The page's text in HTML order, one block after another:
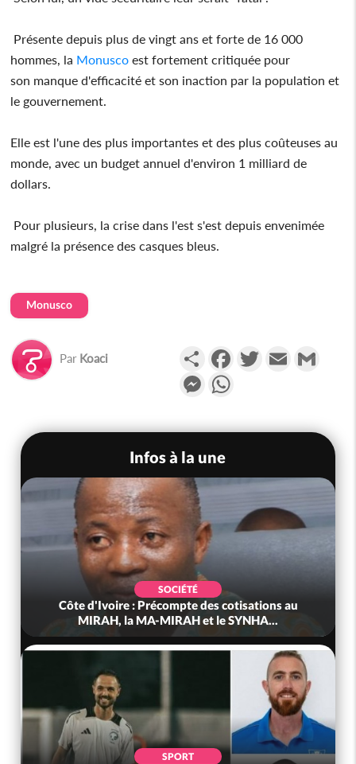
Présente depuis plus de vingt ans et forte de 16 000
hommes, la Monusco est fortement critiquée pour
son manque d'efficacité et son inaction par la population et
le gouvernement.
Elle est l'une des plus importantes et des plus coûteuses au
monde, avec un budget annuel d'environ 1 milliard de
dollars.
Pour plusieurs, la crise dans l'est s'est depuis envenimée
malgré la présence des casques bleus.
Monusco
Par Koaci PartagerFacebookTwitterEmail
Messenger
Infos à la une
SOCIÉTÉ
Côte d'Ivoire : Précompte des cotisations au
MIRAH, la MA-MIRAH et le SYNHA...
SPORT